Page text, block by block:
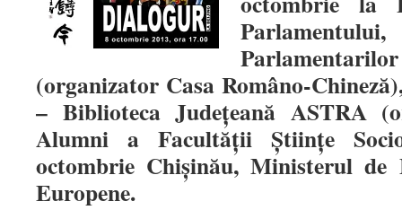
(organizator Casa Româno-
– Biblioteca Judeţeană ASTRA
Alumni a Facultăţii Ştiinţe
octombrie Chişinău, Ministerul
Europene.